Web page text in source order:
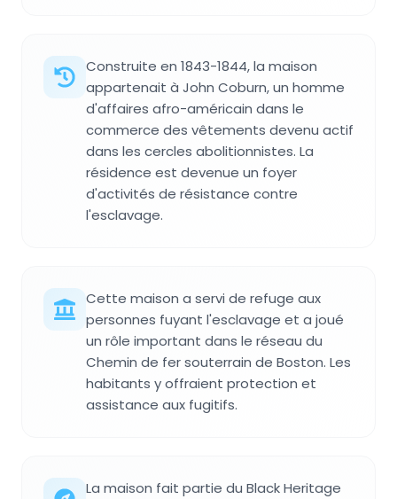
Construite en 1843-1844, la maison
appartenait à John Coburn, un homme
d'affaires afro-américain dans le
commerce des vêtements devenu actif
dans les cercles abolitionnistes. La
résidence est devenue un foyer
d'activités de résistance contre
l'esclavage.
Cette maison a servi de refuge aux
personnes fuyant l'esclavage et a joué
un rôle important dans le réseau du
Chemin de fer souterrain de Boston. Les
habitants y offraient protection et
assistance aux fugitifs.
La maison fait partie du Black Heritage